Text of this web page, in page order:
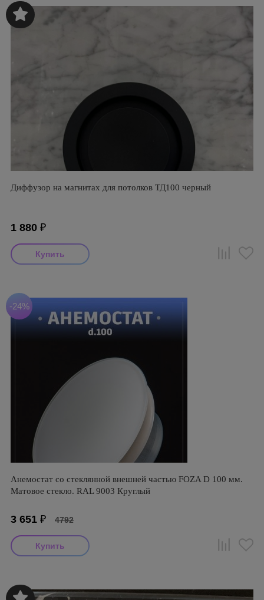
Диффузор на магнитах для потолков ТД100 черный
1 880 ₽
-24%
Анемостат со стеклянной внешней частью FOZA D 100 мм.
Матовое стекло. RAL 9003 Круглый
3 651 ₽ 4792